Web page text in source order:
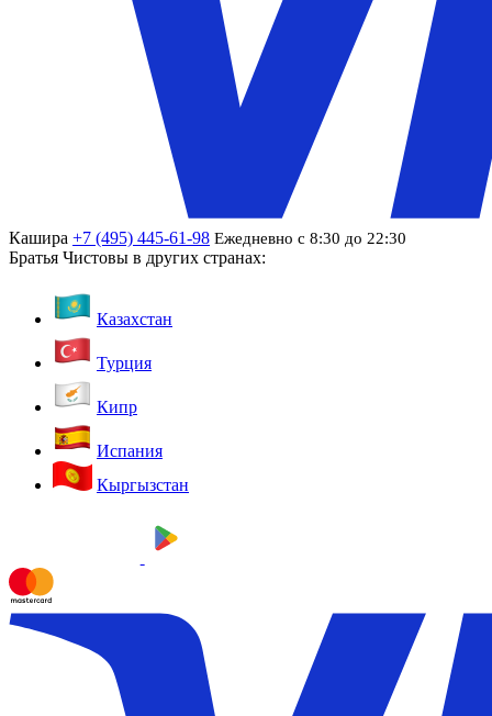
Кашира +7 (495) 445-61-98 Ежедневно с 8:30 до 22:30
Братья Чистовы в других странах:
Казахстан
Турция
Кипр
Испания
Кыргызстан